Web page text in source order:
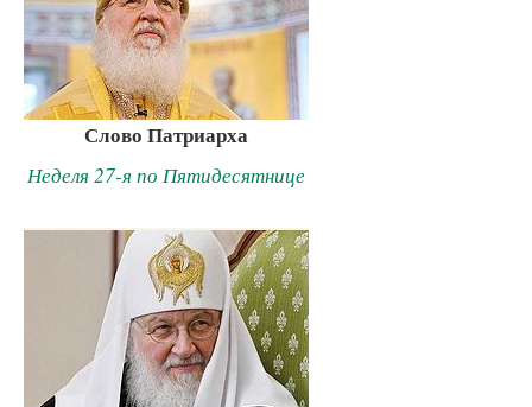
Слово Патриарха
Неделя 27-я по Пятидесятнице